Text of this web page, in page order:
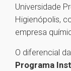
Universidade
Higienópolis,
empresa
O diferencial
Programa